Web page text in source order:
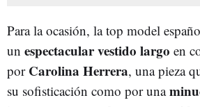
Para la ocasión, la top model
un espectacular vestido largo en
por Carolina Herrera, una pieza
su sofisticación como por una